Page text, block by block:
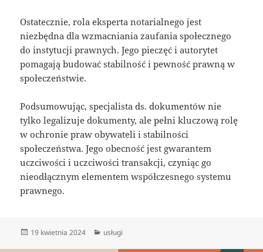
Ostatecznie, rola eksperta notarialnego jest
niezbędna dla wzmacniania zaufania społecznego
do instytucji prawnych. Jego pieczęć i autorytet
pomagają budować stabilność i pewność prawną w
społeczeństwie.
Podsumowując, specjalista ds. dokumentów nie
tylko legalizuje dokumenty, ale pełni kluczową rolę
w ochronie praw obywateli i stabilności
społeczeństwa. Jego obecność jest gwarantem
uczciwości i uczciwości transakcji, czyniąc go
nieodłącznym elementem współczesnego systemu
prawnego.
Data
19 kwietnia 2024 Kategorie
usługi